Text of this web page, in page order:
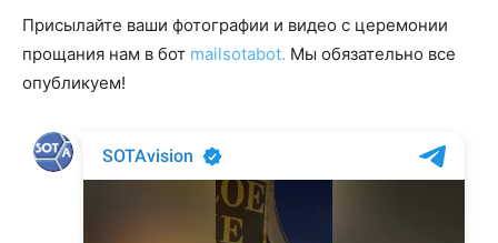
Присылайте ваши фотографии и видео с церемонии
прощания нам в бот mailsotabot. Мы обязательно все
опубликуем!